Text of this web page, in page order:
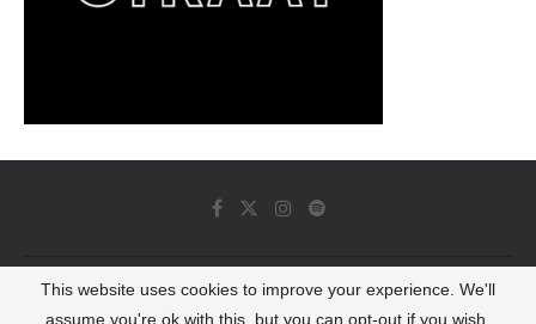
© 2022 - Luminous Dash All Rights Reserved
This website uses cookies to improve your experience. We'll
assume you're ok with this, but you can opt-out if you wish.